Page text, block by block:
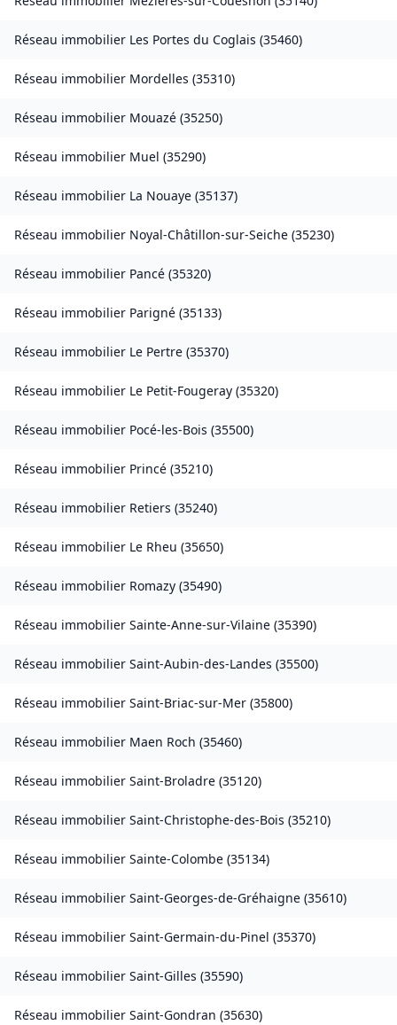
Réseau immobilier Les Portes du Coglais (35460)
Réseau immobilier Mordelles (35310)
Réseau immobilier Mouazé (35250)
Réseau immobilier Muel (35290)
Réseau immobilier La Nouaye (35137)
Réseau immobilier Noyal-Châtillon-sur-Seiche (35230)
Réseau immobilier Pancé (35320)
Réseau immobilier Parigné (35133)
Réseau immobilier Le Pertre (35370)
Réseau immobilier Le Petit-Fougeray (35320)
Réseau immobilier Pocé-les-Bois (35500)
Réseau immobilier Princé (35210)
Réseau immobilier Retiers (35240)
Réseau immobilier Le Rheu (35650)
Réseau immobilier Romazy (35490)
Réseau immobilier Sainte-Anne-sur-Vilaine (35390)
Réseau immobilier Saint-Aubin-des-Landes (35500)
Réseau immobilier Saint-Briac-sur-Mer (35800)
Réseau immobilier Maen Roch (35460)
Réseau immobilier Saint-Broladre (35120)
Réseau immobilier Saint-Christophe-des-Bois (35210)
Réseau immobilier Sainte-Colombe (35134)
Réseau immobilier Saint-Georges-de-Gréhaigne (35610)
Réseau immobilier Saint-Germain-du-Pinel (35370)
Réseau immobilier Saint-Gilles (35590)
Réseau immobilier Saint-Gondran (35630)